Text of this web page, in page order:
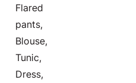
Flared
pants,
Blouse,
Tunic,
Dress,